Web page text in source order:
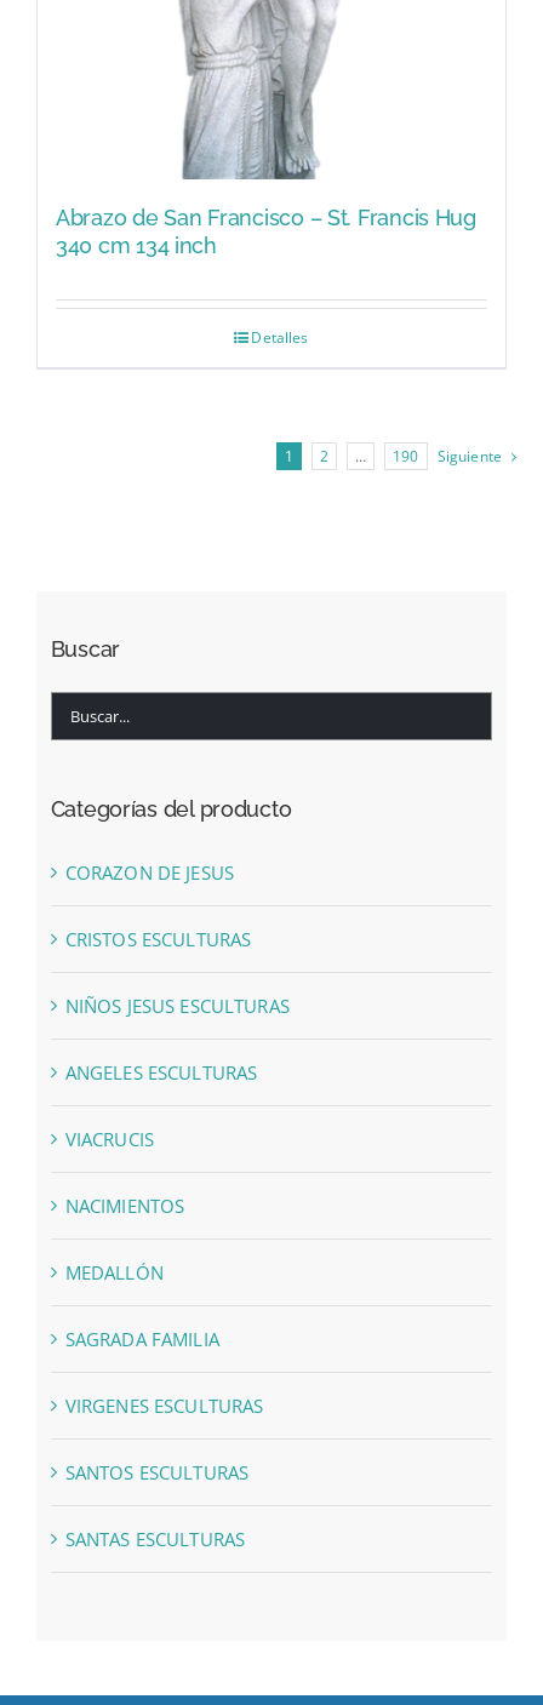
Abrazo de San Francisco – St. Francis Hug
340 cm 134 inch
Detalles
1 2 … 190 Siguiente
Buscar
Categorías del producto
CORAZON DE JESUS
CRISTOS ESCULTURAS
NIÑOS JESUS ESCULTURAS
ANGELES ESCULTURAS
VIACRUCIS
NACIMIENTOS
MEDALLÓN
SAGRADA FAMILIA
VIRGENES ESCULTURAS
SANTOS ESCULTURAS
SANTAS ESCULTURAS